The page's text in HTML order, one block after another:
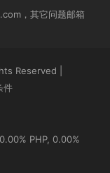
，其它问题邮箱
Reserved
件
PHP, 0.00%